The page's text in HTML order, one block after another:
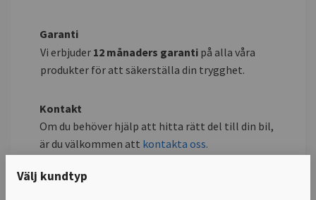
Välj kundtyp
Garanti
Vi erbjuder 12 månaders garanti på alla våra
produkter för att säkerställa din trygghet.
Kontakt
Om du behöver hjälp att hitta rätt del till din bil,
är du välkommen att kontakta oss.
Tel: 076-222 80 85